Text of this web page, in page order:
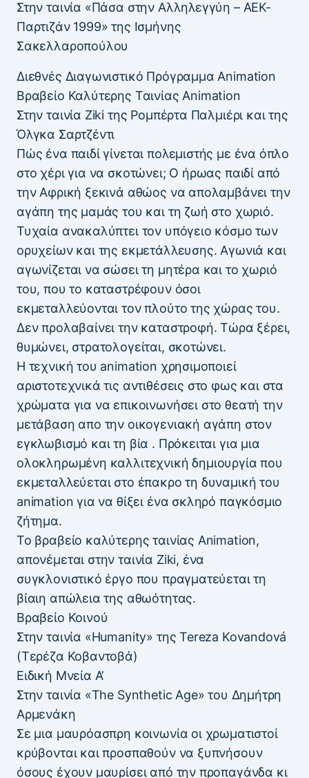
Στην ταινία «Πάσα στην Αλληλεγγύη – ΑΕΚ-
Παρτιζάν 1999» της Ισμήνης
Σακελλαροπούλου
Διεθνές Διαγωνιστικό Πρόγραμμα Animation
Βραβείο Καλύτερης Ταινίας Animation
Στην ταινία Ziki της Ρομπέρτα Παλμιέρι και της
Όλγκα Σαρτζέντι
Πώς ένα παιδί γίνεται πολεμιστής με ένα όπλο
στο χέρι για να σκοτώνει; Ο ήρωας παιδί από
την Αφρική ξεκινά αθώος να απολαμβάνει την
αγάπη της μαμάς του και τη ζωή στο χωριό.
Τυχαία ανακαλύπτει τον υπόγειο κόσμο των
ορυχείων και της εκμετάλλευσης. Αγωνιά και
αγωνίζεται να σώσει τη μητέρα και το χωριό
του, που το καταστρέφουν όσοι
εκμεταλλεύονται τον πλούτο της χώρας του.
Δεν προλαβαίνει την καταστροφή. Τώρα ξέρει,
θυμώνει, στρατολογείται, σκοτώνει.
Η τεχνική του animation χρησιμοποιεί
αριστοτεχνικά τις αντιθέσεις στο φως και στα
χρώματα για να επικοινωνήσει στο θεατή την
μετάβαση απο την οικογενιακή αγάπη στον
εγκλωβισμό και τη βία . Πρόκειται για μια
ολοκληρωμένη καλλιτεχνική δημιουργία που
εκμεταλλεύεται στο έπακρο τη δυναμική του
animation για να θίξει ένα σκληρό παγκόσμιο
ζήτημα.
Το βραβείο καλύτερης ταινίας Animation,
απονέμεται στην ταινία Ziki, ένα
συγκλονιστικό έργο που πραγματεύεται τη
βίαιη απώλεια της αθωότητας.
Βραβείο Κοινού
Στην ταινία «Humanity» της Tereza Kovandová
(Τερέζα Κοβαντοβά)
Ειδική Μνεία Α’
Στην ταινία «The Synthetic Age» του Δημήτρη
Αρμενάκη
Σε μια μαυρόασπρη κοινωνία οι χρωματιστοί
κρύβονται και προσπαθούν να ξυπνήσουν
όσους έχουν μαυρίσει από την προπαγάνδα κι